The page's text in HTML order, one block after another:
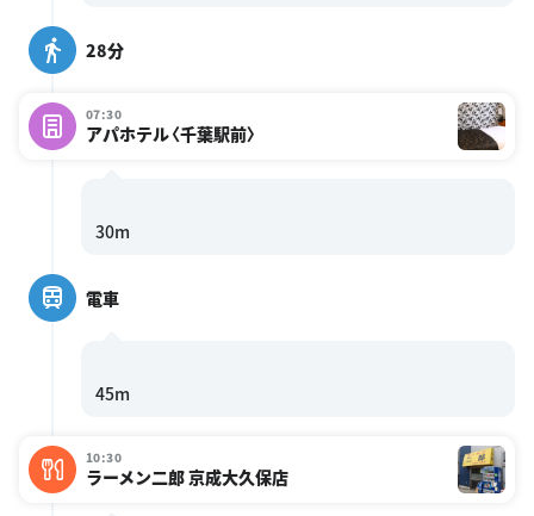
28分
07:30
アパホテル〈千葉駅前〉
電車
10:30
ラーメン二郎 京成大久保店